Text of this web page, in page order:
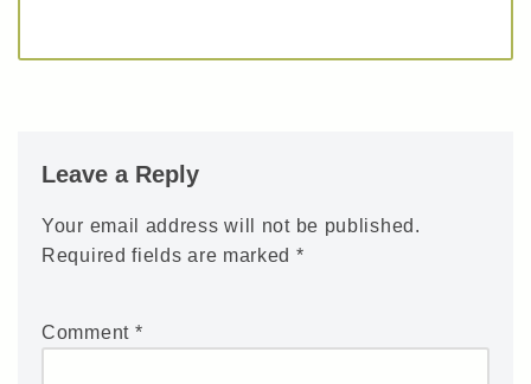
Leave a Reply
Your email address will not be published.
Required fields are marked *
Comment *